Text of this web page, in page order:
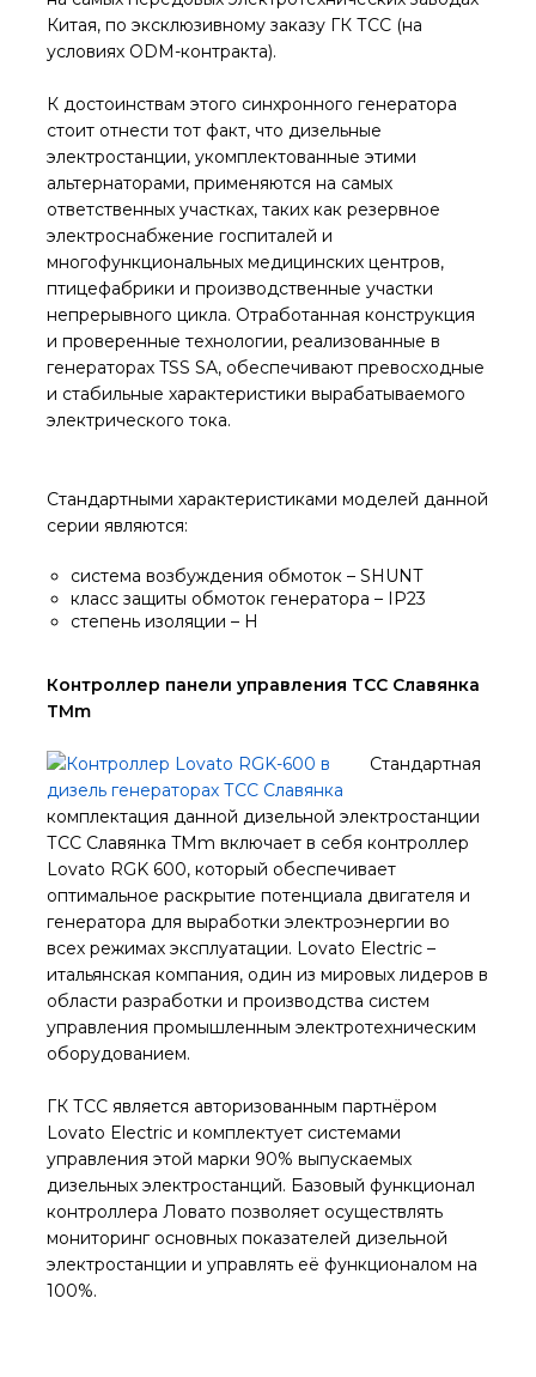
Китая, по эксклюзивному заказу ГК ТСС (на
условиях ODM-контракта).
К достоинствам этого синхронного генератора
стоит отнести тот факт, что дизельные
электростанции, укомплектованные этими
альтернаторами, применяются на самых
ответственных участках, таких как резервное
электроснабжение госпиталей и
многофункциональных медицинских центров,
птицефабрики и производственные участки
непрерывного цикла. Отработанная конструкция
и проверенные технологии, реализованные в
генераторах TSS SA, обеспечивают превосходные
и стабильные характеристики вырабатываемого
электрического тока.
Стандартными характеристиками моделей данной
серии являются:
система возбуждения обмоток – SHUNT
класс защиты обмоток генератора – IP23
степень изоляции – H
Контроллер панели управления ТСС Славянка
TMm
Стандартная
комплектация данной дизельной электростанции
ТСС Славянка TMm включает в себя контроллер
Lovato RGK 600, который обеспечивает
оптимальное раскрытие потенциала двигателя и
генератора для выработки электроэнергии во
всех режимах эксплуатации. Lovato Electric –
итальянская компания, один из мировых лидеров в
области разработки и производства систем
управления промышленным электротехническим
оборудованием.
ГК ТСС является авторизованным партнёром
Lovato Electric и комплектует системами
управления этой марки 90% выпускаемых
дизельных электростанций. Базовый функционал
контроллера Ловато позволяет осуществлять
мониторинг основных показателей дизельной
электростанции и управлять её функционалом на
100%.